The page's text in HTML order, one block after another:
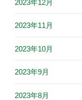
2023年12月
2023年11月
2023年10月
2023年9月
2023年8月